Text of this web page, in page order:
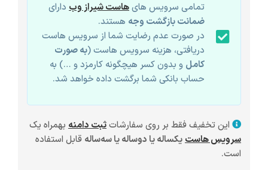
تمامی سرویس هایهاست شیراز وب دارای
ضمانت بازگشت وجه هستند.
در صورت عدم رضایت شما از سرویس هاست
دریافتی، هزینه سرویس هاست (به صورت
کامل و بدون کسر هیچگونه کارمزد و …) به
حساب بانکی شما برگشت داده خواهد شد.
این تخفیف فقط بر روی سفارشاتثبت دامنه بهمراه یک
سرویس هاستیکساله یا دوساله یا سه‌ساله قابل استفاده
است.